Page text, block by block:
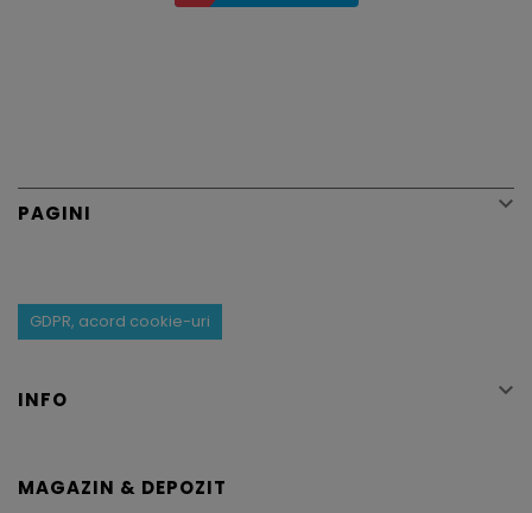
PAGINI 
GDPR, acord cookie-uri
INFO 
MAGAZIN & DEPOZIT